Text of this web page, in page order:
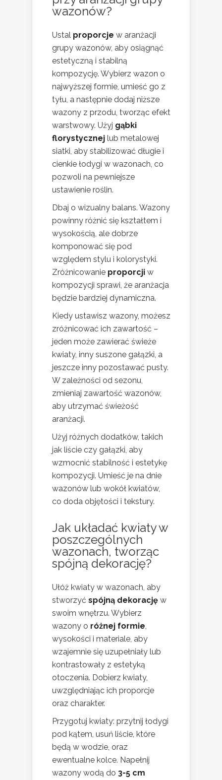
wazonów?
Ustal proporcje w aranżacji
grupy wazonów, aby osiągnąć
estetyczną i stabilną
kompozycję. Wybierz wazon o
najwyższej formie, umieść go z
tyłu, a następnie dodaj niższe
wazony z przodu, tworząc efekt
warstwowy. Użyj gąbki
florystycznej lub metalowej
siatki, aby stabilizować długie i
cienkie łodygi w wazonach, co
pozwoli na pewniejsze
ustawienie roślin.
Dbaj o wizualny balans. Wazony
powinny różnić się kształtem i
wysokością, ale dobrze
komponować się pod
względem stylu i kolorystyki.
Zróżnicowanie proporcji w
kompozycji sprawi, że aranżacja
będzie bardziej dynamiczna.
Kiedy ustawisz wazony, możesz
zróżnicować ich zawartość –
jeden może zawierać świeże
kwiaty, inny suszone gałązki, a
jeszcze inny pozostawać pusty.
W zależności od sezonu,
zmieniaj zawartość wazonów,
aby utrzymać świeżość
aranżacji.
Użyj różnych dodatków, takich
jak liście czy gałązki, aby
wzmocnić stabilność i estetykę
kompozycji. Umieść je na dnie
wazonów lub wokół kwiatów,
co doda objętości i tekstury.
Jak układać kwiaty w
poszczególnych
wazonach, tworząc
spójną dekorację?
Ułóż kwiaty w wazonach, aby
stworzyć spójną dekorację w
swoim wnętrzu. Wybierz
wazony o różnej formie,
wysokości i materiale, aby
wzajemnie się uzupełniały lub
kontrastowały z estetyką
otoczenia. Dobierz kwiaty,
uwzględniając ich proporcje
oraz charakter.
Przygotuj kwiaty: przytnij łodygi
pod kątem, usuń liście, które
będą w wodzie, oraz
ewentualne kolce. Napełnij
wazony wodą do 3-5 cm